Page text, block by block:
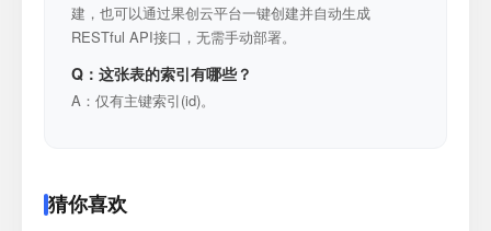
建，也可以通过果创云平台一键创建并自动生成
RESTful API接口，无需手动部署。
Q：这张表的索引有哪些？
A：仅有主键索引(id)。
猜你喜欢